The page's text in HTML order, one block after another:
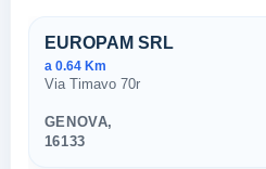
Estaciones
EUROPAM SRL
a 0.64 Km
Via Timavo 70r
GENOVA,
16133